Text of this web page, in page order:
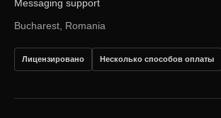
Messaging support
Bucharest, Romania
Лицензировано Несколько способов оплаты